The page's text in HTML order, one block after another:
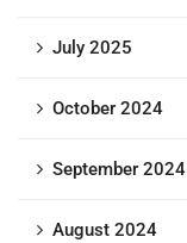
July 2025
October 2024
September 2024
August 2024